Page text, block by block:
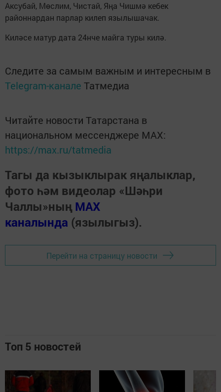
Аксубай, Мөслим, Чистай, Яңа Чишмә кебек
районнардан парлар килеп язылышачак.
Киләсе матур дата 24нче майга туры килә.
Следите за самым важным и интересным в
Telegram-канале Татмедиа
Читайте новости Татарстана в
национальном мессенджере MАХ:
https://max.ru/tatmedia
Тагы да кызыклырак яңалыклар,
фото һәм видеолар «Шәһри
Чаллы»ның MAX
каналында (язылыгыз).
Перейти на страницу новости
Топ 5 новостей